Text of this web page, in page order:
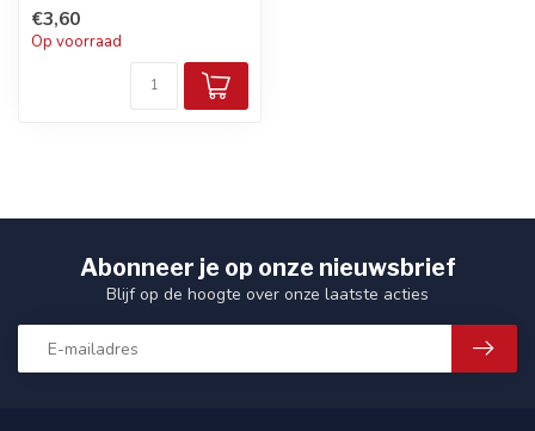
bas...
€3,60
Op voorraad
Abonneer je op onze nieuwsbrief
Blijf op de hoogte over onze laatste acties